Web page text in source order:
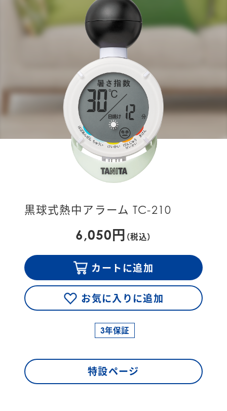
黒球式熱中アラーム TC-210
6,050円 （税込）
カートに追加
お気に入りに追加
3年保証
特設ページ